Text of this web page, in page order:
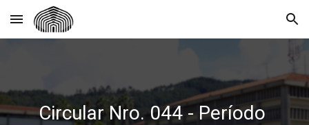
Skip to main content Skip to navigation
Circular Nro. 044 - Período